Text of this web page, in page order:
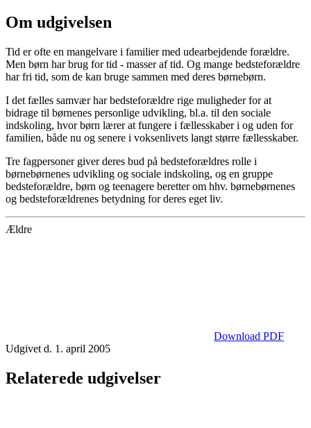
Om udgivelsen
Tid er ofte en mangelvare i familier med udearbejdende forældre.
Men børn har brug for tid - masser af tid. Og mange bedsteforældre
har fri tid, som de kan bruge sammen med deres børnebørn.
I det fælles samvær har bedsteforældre rige muligheder for at
bidrage til børnenes personlige udvikling, bl.a. til den sociale
indskoling, hvor børn lærer at fungere i fællesskaber i og uden for
familien, både nu og senere i voksenlivets langt større fællesskaber.
Tre fagpersoner giver deres bud på bedsteforældres rolle i
børnebørnenes udvikling og sociale indskoling, og en gruppe
bedsteforældre, børn og teenagere beretter om hhv. børnebørnenes
og bedsteforældrenes betydning for deres eget liv.
Ældre
Download PDF
Udgivet d. 1. april 2005
Relaterede udgivelser